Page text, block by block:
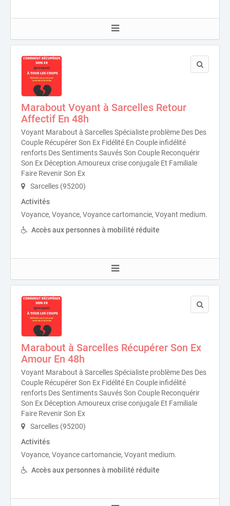
Marabout Voyant à Sarcelles Retour
Affectif En 48h
Voyant Marabout à Sarcelles Spécialiste problème Des Des
Couple Récupérer Son Ex Fidélité En Couple infidélité
renforts Des Sentiments Sauvés Son Couple Reconquérir
Son Ex Déception Amoureux crise conjugale Et Familiale
Faire Revenir Son Ex
Sarcelles (95200)
Activités
Voyance, Voyance, Voyance cartomancie, Voyant medium.
Accès aux personnes à mobilité réduite
Marabout à Sarcelles Récupérer Son Ex
Amour En 48h
Voyant Marabout à Sarcelles Spécialiste problème Des Des
Couple Récupérer Son Ex Fidélité En Couple infidélité
renforts Des Sentiments Sauvés Son Couple Reconquérir
Son Ex Déception Amoureux crise conjugale Et Familiale
Faire Revenir Son Ex
Sarcelles (95200)
Activités
Voyance, Voyance cartomancie, Voyant medium.
Accès aux personnes à mobilité réduite